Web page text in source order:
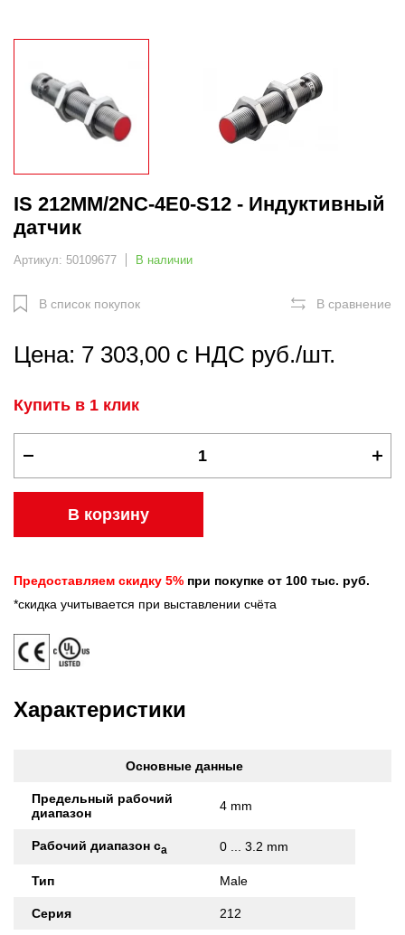
IS 212MM/2NC-4E0-S12 - Индуктивный
датчик
Артикул: 50109677 В наличии
В список покупок В сравнение
Цена: 7 303,00 с НДС руб./шт.
Купить в 1 клик
В корзину
Предоставляем скидку 5% при покупке от 100 тыс. руб.
*скидка учитывается при выставлении счёта
Характеристики
Основные данные
Предельный рабочий
диапазон
4 mm
Рабочий диапазон са 0 ... 3.2 mm
Тип Male
Серия 212